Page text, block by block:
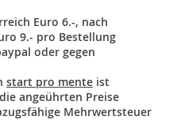
Euro 6.-, nach
9.- pro Bestellung
oder gegen
start pro menteist
angeührten Preise
Mehrwertsteuer